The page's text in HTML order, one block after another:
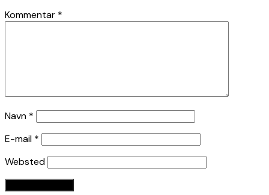
Kommentar *
Navn *
E-mail *
Websted